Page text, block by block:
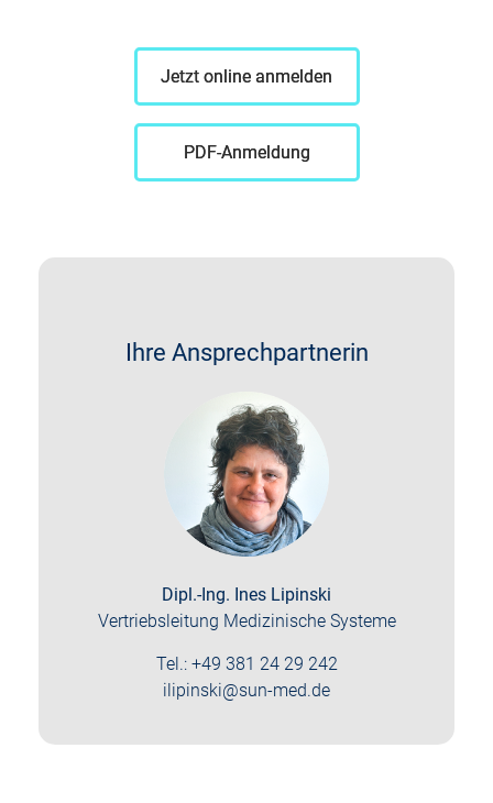
Jetzt online anmelden
PDF-Anmeldung
Ihre Ansprechpartnerin
Dipl.-Ing. Ines Lipinski
Vertriebsleitung Medizinische Systeme
Tel.: +49 381 24 29 242
ilipinski@sun-med.de